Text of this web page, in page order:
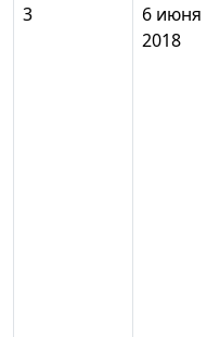
3
6 июня
2018